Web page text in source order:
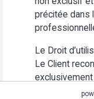
précitée dans
Le Droit
Le Client
Web. Le